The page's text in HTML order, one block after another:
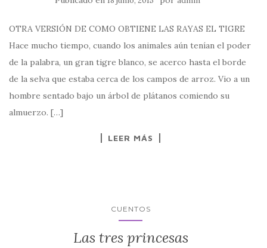
OTRA VERSIÓN DE COMO OBTIENE LAS RAYAS EL TIGRE
Hace mucho tiempo, cuando los animales aún tenían el poder
de la palabra, un gran tigre blanco, se acerco hasta el borde
de la selva que estaba cerca de los campos de arroz. Vio a un
hombre sentado bajo un árbol de plátanos comiendo su
almuerzo. […]
LEER MÁS
CUENTOS
Las tres princesas